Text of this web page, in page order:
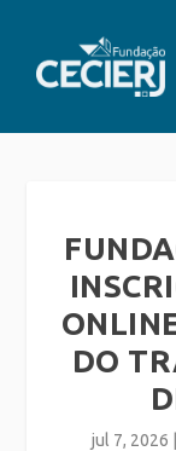
DO
jul 7, 2026